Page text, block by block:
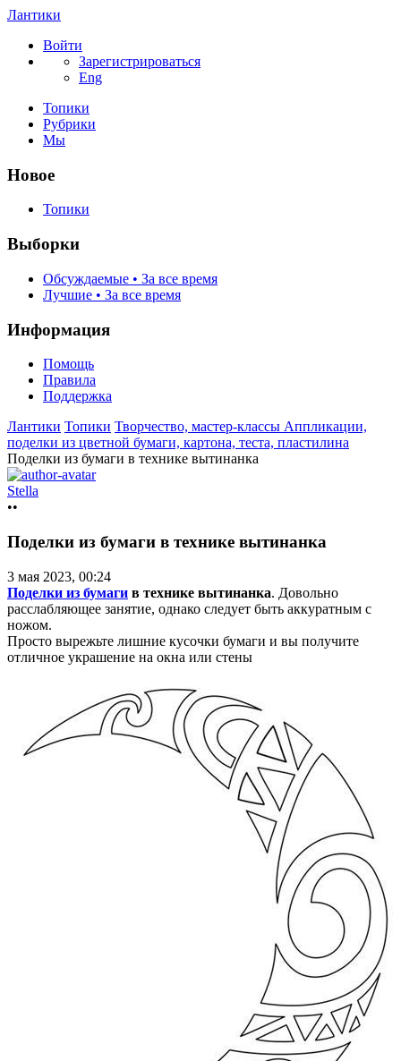
Лантики
Войти
Зарегистрироваться
Eng
Топики
Рубрики
Мы
Новое
Топики
Выборки
Обсуждаемые • За все время
Лучшие • За все время
Информация
Помощь
Правила
Поддержка
Лантики Топики Творчество, мастер-классы Аппликации,
поделки из цветной бумаги, картона, теста, пластилина
Поделки из бумаги в технике вытинанка
Stella
••
Поделки из бумаги в технике вытинанка
3 мая 2023, 00:24
Поделки из бумаги в технике вытинанка. Довольно
расслабляющее занятие, однако следует быть аккуратным с
ножом.
Просто вырежьте лишние кусочки бумаги и вы получите
отличное украшение на окна или стены